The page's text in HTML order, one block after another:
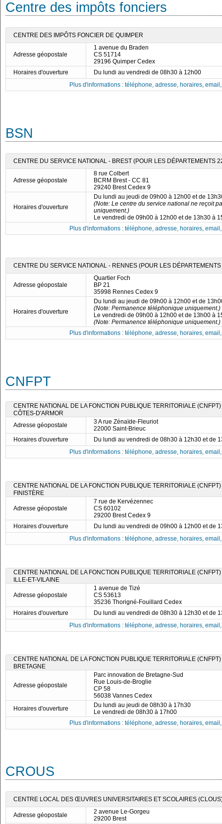
Centre des impôts fonciers
CENTRE DES IMPÔTS FONCIER DE QUIMPER
Adresse géopostale
1 avenue du Braden
CS 51714
29196 Quimper Cedex
Horaires d'ouverture
Du lundi au vendredi de 08h30 à 12h00
Plus d'informations : téléphone, adresse, horaires,
BSN
CENTRE DU SERVICE NATIONAL - BREST (POUR LES DÉPARTEMENTS
Adresse géopostale
8 rue Colbert
BCRM Brest - CC 81
29240 Brest Cedex 9
Horaires d'ouverture
Du lundi au jeudi de 09h00 à 12h00 et de
(Note: Le centre du service national ne reçoit
uniquement.)
Le vendredi de 09h00 à 12h00 et de 13h30 à
Plus d'informations : téléphone, adresse, horaires,
CENTRE DU SERVICE NATIONAL - RENNES (POUR LES
Adresse géopostale
Quartier Foch
BP 21
35998 Rennes Cedex 9
Horaires d'ouverture
Du lundi au jeudi de 09h00 à 12h00 et de
(Note: Permanence téléphonique uniquement.)
Le vendredi de 09h00 à 12h00 et de 13h00 à
(Note: Permanence téléphonique uniquement.)
Plus d'informations : téléphone, adresse, horaires,
CNFPT
CENTRE NATIONAL DE LA FONCTION PUBLIQUE TERRITORIALE
CÔTES-D'ARMOR
Adresse géopostale
3 A rue Zénaïde-Fleuriot
22000 Saint-Brieuc
Horaires d'ouverture
Du lundi au vendredi de 08h30 à 12h30 et de
Plus d'informations : téléphone, adresse, horaires,
CENTRE NATIONAL DE LA FONCTION PUBLIQUE TERRITORIALE
FINISTÈRE
Adresse géopostale
7 rue de Kervézennec
CS 60102
29200 Brest Cedex 9
Horaires d'ouverture
Du lundi au vendredi de 09h00 à 12h00 et de
Plus d'informations : téléphone, adresse, horaires,
CENTRE NATIONAL DE LA FONCTION PUBLIQUE TERRITORIALE
ILLE-ET-VILAINE
Adresse géopostale
1 avenue de Tizé
CS 53613
35236 Thorigné-Fouillard Cedex
Horaires d'ouverture
Du lundi au vendredi de 08h30 à 12h30 et de
Plus d'informations : téléphone, adresse, horaires,
CENTRE NATIONAL DE LA FONCTION PUBLIQUE TERRITORIALE
BRETAGNE
Adresse géopostale
Parc innovation de Bretagne-Sud
Rue Louis-de-Broglie
CP 58
56038 Vannes Cedex
Horaires d'ouverture
Du lundi au jeudi de 08h30 à 17h30
Le vendredi de 08h30 à 17h00
Plus d'informations : téléphone, adresse, horaires,
CROUS
CENTRE LOCAL DES ŒUVRES UNIVERSITAIRES ET SCOLAIRES
Adresse géopostale
2 avenue Le-Gorgeu
29200 Brest